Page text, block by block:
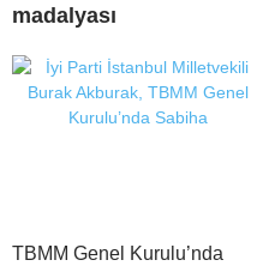
madalyası
TBMM Genel Kurulu’nda